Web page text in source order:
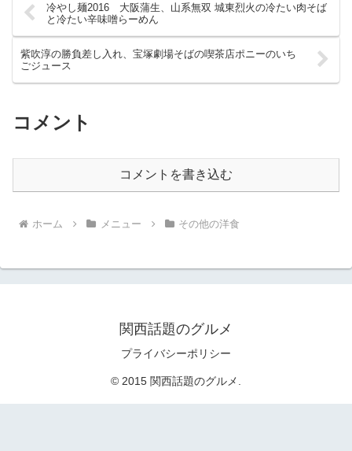
冷やし麺2016 大阪蒲生、山系無双 城東烈火の冷たい肉そば
と冷たい辛味噌らーめん
紫吹淳の勝負差し入れ、宝塚劇場そばの喫茶店ポニーのいち
ごジュース
コメント
コメントを書き込む
ホーム メニュー その他の洋食
関西話題のグルメ
プライバシーポリシー
© 2015 関西話題のグルメ.